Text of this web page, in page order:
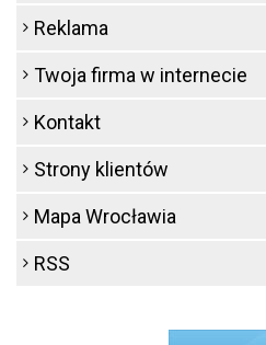
Reklama
Twoja firma w internecie
Kontakt
Strony klientów
Mapa Wrocławia
RSS